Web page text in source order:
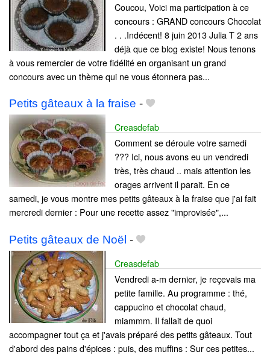
Coucou, Voici ma participation à ce
concours : GRAND concours Chocolat
. . .Indécent! 8 juin 2013 Julia T 2 ans
déjà que ce blog existe! Nous tenons
à vous remercier de votre fidélité en organisant un grand
concours avec un thème qui ne vous étonnera pas...
Petits gâteaux à la fraise -
Creasdefab
Comment se déroule votre samedi
??? Ici, nous avons eu un vendredi
très, très chaud .. mais attention les
orages arrivent il parait. En ce
samedi, je vous montre mes petits gâteaux à la fraise que j'ai fait
mercredi dernier : Pour une recette assez "improvisée",...
Petits gâteaux de Noël -
Creasdefab
Vendredi a-m dernier, je reçevais ma
petite famille. Au programme : thé,
cappucino et chocolat chaud,
miammm. Il fallait de quoi
accompagner tout ça et j'avais préparé des petits gâteaux. Tout
d'abord des pains d'épices : puis, des muffins : Sur ces petites...